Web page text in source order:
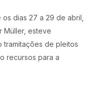
dias 27 a 29 de abril,
Müller, esteve
tramitações de pleitos
recursos para a